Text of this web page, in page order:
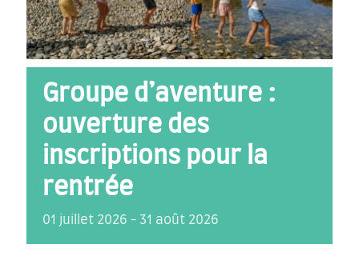
Groupe d’aventure :
ouverture des
inscriptions pour la
rentrée
01 juillet 2026 - 31 août 2026